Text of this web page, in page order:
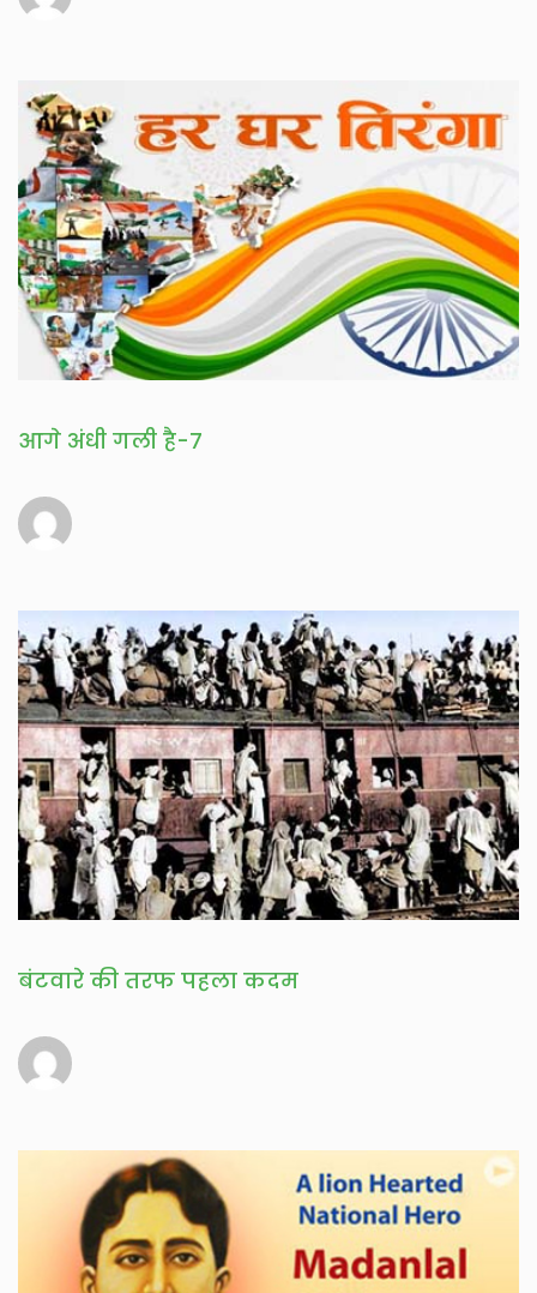
आगे अंधी गली है-7
बंटवारे की तरफ पहला कदम